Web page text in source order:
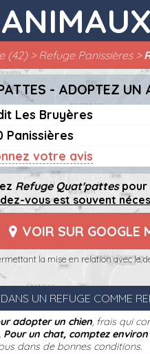
(42) Refuge Panissières
- ADOPTEZ UN
Les Bruyères
Panissières
votre avis
Refuge Quat'pattespour
vous est souvent
VOIR SUR GOOGLE
la mise en relation avec le
UN REFUGE COMME
adopter un chien, frais qui
Pour un chat, comptez environ
dans de bonnes conditions.